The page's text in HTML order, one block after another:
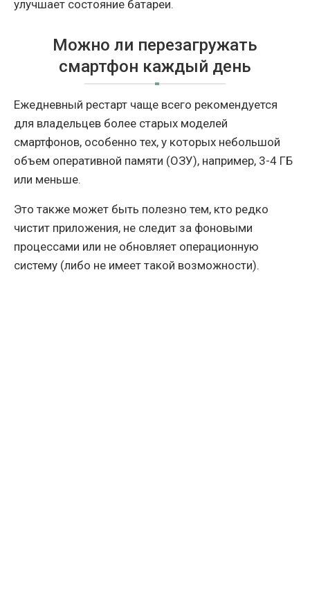
улучшает состояние батареи.
Можно ли перезагружать
смартфон каждый день
Ежедневный рестарт чаще всего рекомендуется
для владельцев более старых моделей
смартфонов, особенно тех, у которых небольшой
объем оперативной памяти (ОЗУ), например, 3-4 ГБ
или меньше.
Это также может быть полезно тем, кто редко
чистит приложения, не следит за фоновыми
процессами или не обновляет операционную
систему (либо не имеет такой возможности).